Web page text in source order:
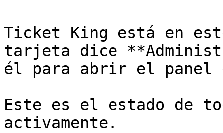
Ticket King está en
tarjeta dice
él para abrir el panel
Este es el estado de
activamente.